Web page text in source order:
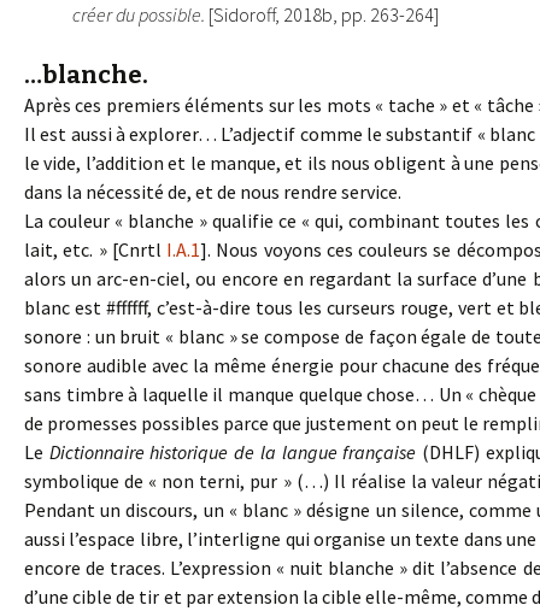
créer du possible. [Sidoroff, 2018b, pp. 263-264]
…blanche.
Après ces premiers éléments sur les mots « tache » et «
Il est aussi à explorer… L’adjectif comme le substantif «
le vide, l’addition et le manque, et ils nous obligent à une
dans la nécessité de, et de nous rendre service.
La couleur « blanche » qualifie ce « qui, combinant toutes
lait, etc. » [Cnrtl I.A.1]. Nous voyons ces couleurs se
alors un arc-en-ciel, ou encore en regardant la surface d’une
blanc est #ffffff, c’est-à-dire tous les curseurs rouge, vert et
sonore : un bruit « blanc » se compose de façon égale de
sonore audible avec la même énergie pour chacune des
sans timbre à laquelle il manque quelque chose… Un «
de promesses possibles parce que justement on peut le
Le Dictionnaire historique de la langue française (DHLF)
symbolique de « non terni, pur » (…) Il réalise la valeur
Pendant un discours, un « blanc » désigne un silence,
aussi l’espace libre, l’interligne qui organise un texte dans
encore de traces. L’expression « nuit blanche » dit l’absence
d’une cible de tir et par extension la cible elle-même, comme